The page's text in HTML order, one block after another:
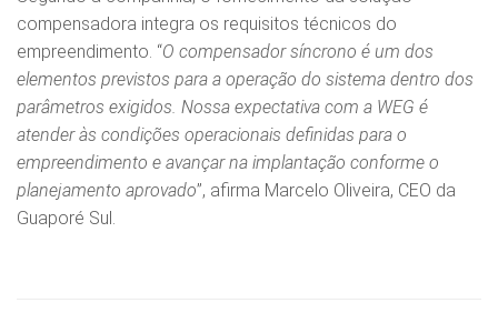
compensadora integra os requisitos técnicos do
empreendimento. “O compensador síncrono é um dos
elementos previstos para a operação do sistema dentro dos
parâmetros exigidos. Nossa expectativa com a WEG é
atender às condições operacionais definidas para o
empreendimento e avançar na implantação conforme o
planejamento aprovado”, afirma Marcelo Oliveira, CEO da
Guaporé Sul.